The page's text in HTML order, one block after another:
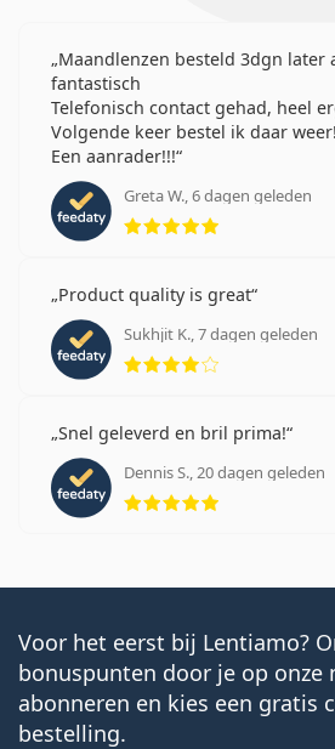
1-DAY Acuvue Moist
DAILIES AquaComfort Plus
DAILIES Total 1
Lenjoy 1 Day Comfort
SofLens Daily Disposable
Lentiamo blog
Hoe lees je de parameters op
Wennen aan contactlenzen:
Kun je douchen met
Meest verkocht met oogdruppels
15 ml.
Maandlenzen besteld 3dgn later
fantastisch
Telefonisch contact gehad, heel
Volgende keer bestel ik daar
Een aanrader!!!
Greta W., 6 dagen geleden
Beoordeling
Product quality is great
Sukhjit K., 7 dagen geleden
Beoordeling
Snel geleverd en bril prima!
Dennis S., 20 dagen geleden
Beoordeling
Voor het eerst bij Lentiamo?
bonuspunten door je op onze
abonneren en kies een gratis
bestelling.